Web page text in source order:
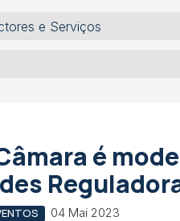
é
04 Mai 2023